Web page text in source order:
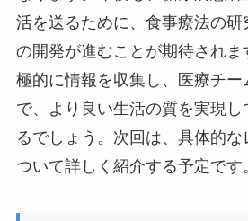
活を送るために、食事療法の
の開発が進むことが期待され
極的に情報を収集し、医療チー
で、より良い生活の質を実現し
るでしょう。次回は、具体的
ついて詳しく紹介する予定です